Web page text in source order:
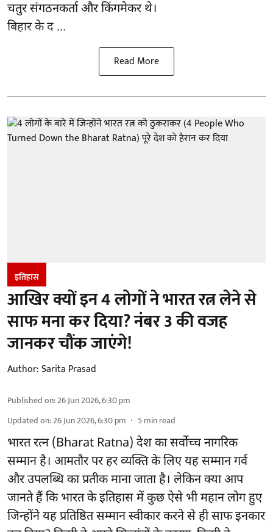
चतुर संगठनकर्ता और किंगमेकर थे।
बिहार के द ...
Read More
इतिहास
आखिर क्यों इन 4 लोगों ने भारत रत्न लेने से
साफ मना कर दिया? नंबर 3 की वजह
जानकर चौंक जाएंगे!
Author:Sarita Prasad
Published on:26 Jun 2026, 6:30 pm
Updated on:26 Jun 2026, 6:30 pm 5min read
भारत रत्न (Bharat Ratna) देश का सर्वोच्च नागरिक
सम्मान है। आमतौर पर हर व्यक्ति के लिए यह सम्मान गर्व
और उपलब्धि का प्रतीक माना जाता है। लेकिन क्या आप
जानते हैं कि भारत के इतिहास में कुछ ऐसे भी महान लोग हुए
जिन्होंने यह प्रतिष्ठित सम्मान स्वीकार करने से ही साफ इनकार